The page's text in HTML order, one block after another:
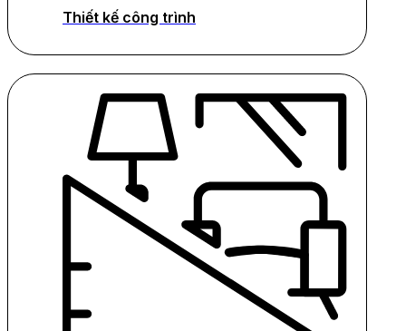
Thiết kế công trình